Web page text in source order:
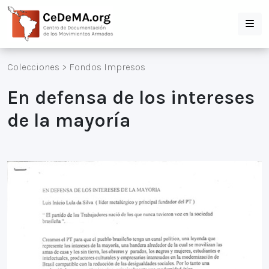
Colecciones > Fondos Impresos
En defensa de los intereses
de la mayoría